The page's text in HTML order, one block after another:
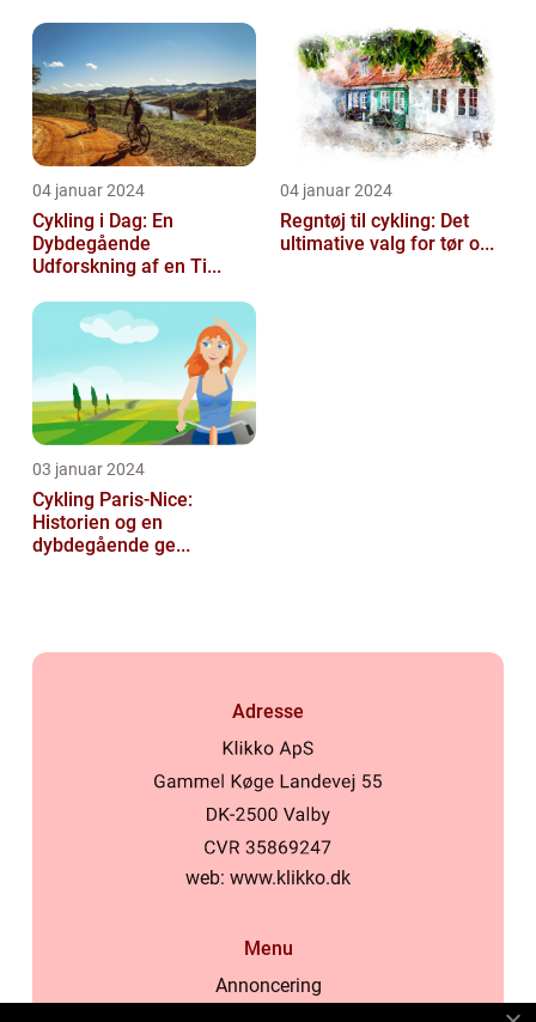
04 januar 2024
Cykling i Dag: En
Dybdegående
Udforskning af en Ti...
04 januar 2024
Regntøj til cykling: Det
ultimative valg for tør o...
03 januar 2024
Cykling Paris-Nice:
Historien og en
dybdegående ge...
Adresse
web: www.klikko.dk
Menu
Annoncering